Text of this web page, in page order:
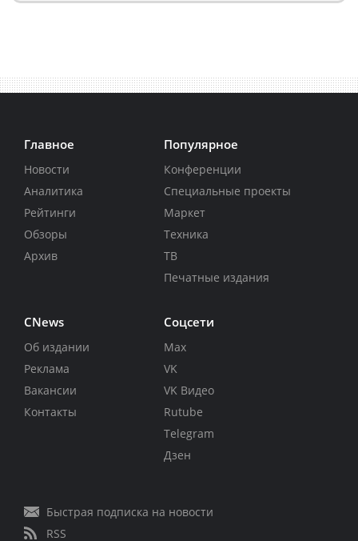
Главное
Новости
Аналитика
Рейтинги
Обзоры
Архив
Популярное
Конференции
Специальные проекты
Маркет
Техника
ТВ
Печатные издания
CNews
Об издании
Реклама
Вакансии
Контакты
Соцсети
Max
VK
VK Видео
Rutube
Telegram
Дзен
Быстрая подписка на новости
RSS